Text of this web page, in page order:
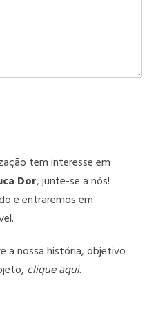
tem interesse em
Dor, junte-se a nós!
e entraremos em
a nossa história, objetivo
clique aqui.